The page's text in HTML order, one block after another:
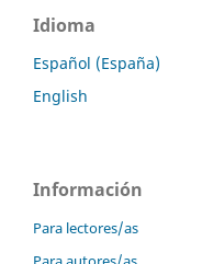
Idioma
Español (España)
English
Información
Para lectores/as